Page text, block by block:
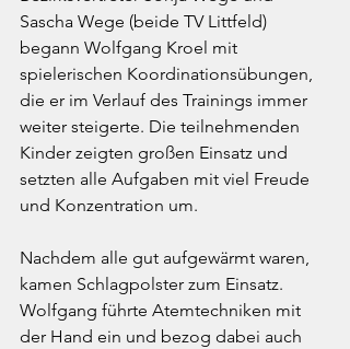
Sascha Wege (beide TV Littfeld)
begann Wolfgang Kroel mit
spielerischen Koordinationsübungen,
die er im Verlauf des Trainings immer
weiter steigerte. Die teilnehmenden
Kinder zeigten großen Einsatz und
setzten alle Aufgaben mit viel Freude
und Konzentration um.
Nachdem alle gut aufgewärmt waren,
kamen Schlagpolster zum Einsatz.
Wolfgang führte Atemtechniken mit
der Hand ein und bezog dabei auch